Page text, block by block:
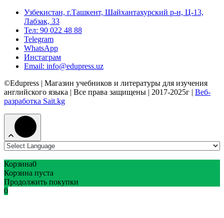
Узбекистан, г.Ташкент, Шайхантахурский р-н, Ц-13,
Лабзак, 33
Тел: 90 022 48 88
Telegram
WhatsApp
Инстаграм
Email: info@edupress.uz
©Edupress | Магазин учебников и литературы для изучения
английского языка | Все права защищены | 2017-2025г | Веб-
разработка Sait.kg
Корзина0
Корзина пуста
Продолжить покупки
0